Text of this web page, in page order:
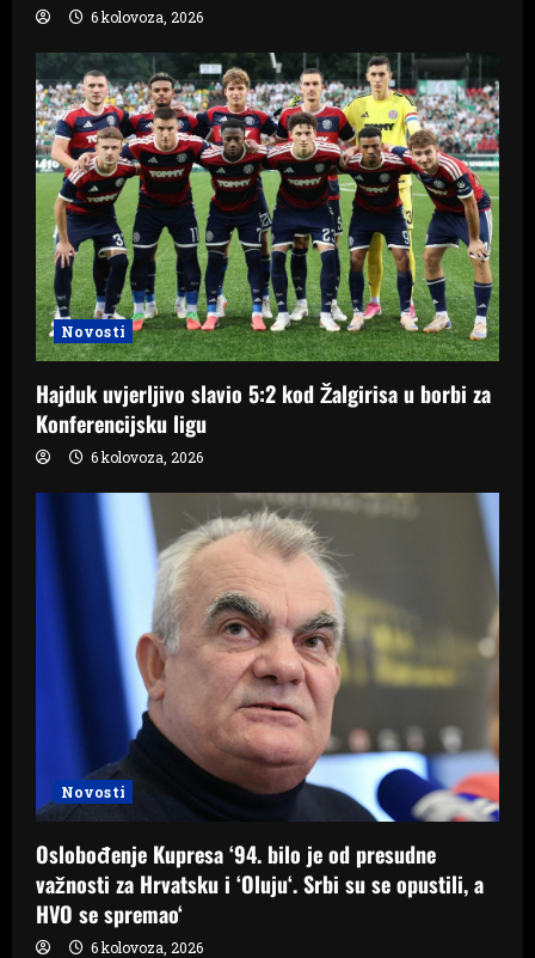
6 kolovoza, 2026
Novosti
Hajduk uvjerljivo slavio 5:2 kod Žalgirisa u borbi za
Konferencijsku ligu
6 kolovoza, 2026
Novosti
Oslobođenje Kupresa ‘94. bilo je od presudne
važnosti za Hrvatsku i ‘Oluju‘. Srbi su se opustili, a
HVO se spremao‘
6 kolovoza, 2026